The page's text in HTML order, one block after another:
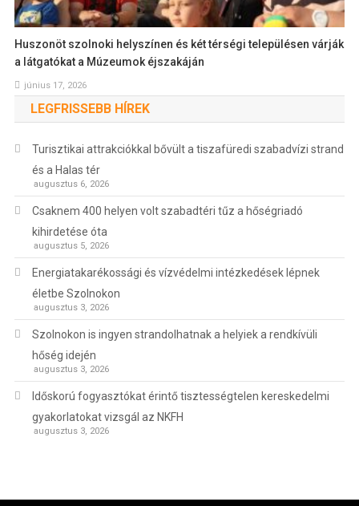
Huszonöt szolnoki helyszínen és két térségi településen várják
a látgatókat a Múzeumok éjszakáján
június 17, 2026
LEGFRISSEBB HÍREK
Turisztikai attrakciókkal bővült a tiszafüredi szabadvízi strand
és a Halas tér
augusztus 6, 2026
Csaknem 400 helyen volt szabadtéri tűz a hőségriadó
kihirdetése óta
augusztus 5, 2026
Energiatakarékossági és vízvédelmi intézkedések lépnek
életbe Szolnokon
augusztus 3, 2026
Szolnokon is ingyen strandolhatnak a helyiek a rendkívüli
hőség idején
augusztus 3, 2026
Időskorú fogyasztókat érintő tisztességtelen kereskedelmi
gyakorlatokat vizsgál az NKFH
augusztus 3, 2026